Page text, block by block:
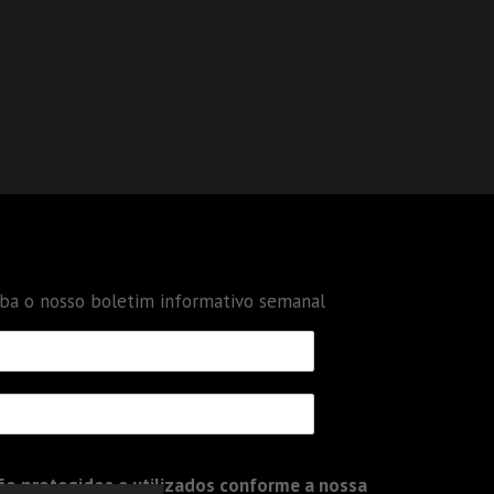
o nosso boletim informativo semanal
protegidos e utilizados conforme a nossa